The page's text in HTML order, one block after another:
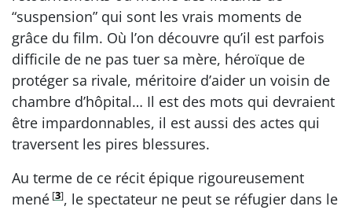
“suspension” qui sont les vrais moments de
grâce du film. Où l’on découvre qu’il est parfois
difficile de ne pas tuer sa mère, héroïque de
protéger sa rivale, méritoire d’aider un voisin de
chambre d’hôpital… Il est des mots qui devraient
être impardonnables, il est aussi des actes qui
traversent les pires blessures.
Au terme de ce récit épique rigoureusement
mené [3], le spectateur ne peut se réfugier dans le